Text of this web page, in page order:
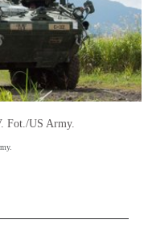
Fot./US Army.